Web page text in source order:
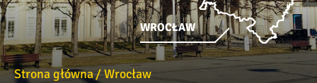
Strona główna Wrocław
WROCŁAW